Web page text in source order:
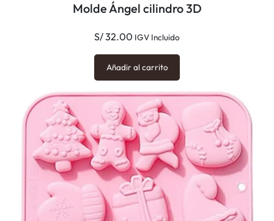
Molde Ángel cilindro 3D
S/32.00 IGV Incluido
Añadir al carrito